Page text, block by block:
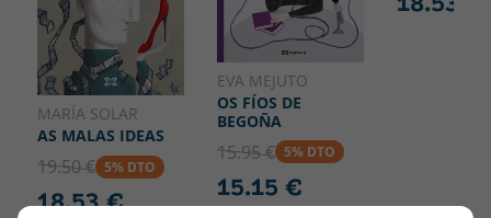
MARÍA SOLAR
AS MALAS IDEAS
19.50 € 5% DTO
18.53 €
EVA MEJUTO
OS FÍOS DE
BEGOÑA
15.95 € 5% DTO
15.15 €